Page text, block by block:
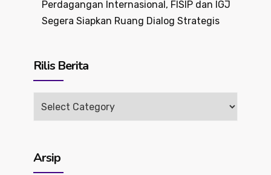
Perdagangan Internasional, FISIP dan IGJ
Segera Siapkan Ruang Dialog Strategis
Rilis Berita
Rilis
Arsip